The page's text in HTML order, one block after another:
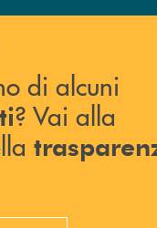
documenti ?
di alcuni
? Vai alla